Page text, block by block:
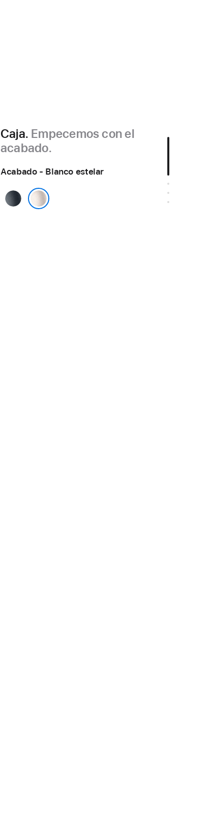
Caja. Empecemos con el
acabado.
Acabado - Blanco estelar
Medianoche